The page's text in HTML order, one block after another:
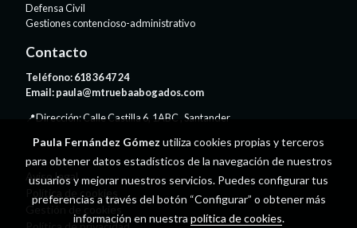
Defensa Civil
Gestiones contencioso-administrativo
Contacto
Teléfono:618 36 47 24
Email:paula@mtruebaabogados.com
📍Dirección: Calle Castilla 6, 1ABC , Santander
Aviso legal
Política de cookies
Gestión de cookies
Paula Fernández Gómez utiliza cookies propias y terceros
para obtener datos estadísticos de la navegación de nuestros
usuarios y mejorar nuestros servicios. Puedes configurar tus
preferencias a través del botón “Configurar” o obtener más
información en nuestra política de cookies.